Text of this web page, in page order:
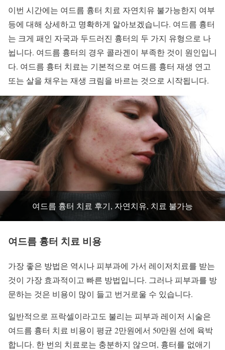
이번 시간에는 여드름 흉터 치료 자연치유 불가능한지 여부
등에 대해 상세하고 명확하게 알아보겠습니다. 여드름 흉터
는 크게 패인 자국과 두드러진 흉터의 두 가지 유형으로 나
뉩니다. 여드름 흉터의 경우 콜라겐이 부족한 것이 원인입니
다. 여드름 흉터 치료는 기본적으로 여드름 흉터 재생 연고
또는 살을 채우는 재생 크림을 바르는 것으로 시작됩니다.
여드름 흉터 치료 후기, 자연치유, 치료 불가능
여드름 흉터 치료 비용
가장 좋은 방법은 역시나 피부과에 가서 레이저치료를 받는
것이 가장 효과적이고 빠른 방법입니다. 그러나 피부과를 방
문하는 것은 비용이 많이 들고 번거로울 수 있습니다.
일반적으로 프락셀이라고도 불리는 피부과 레이저 시술은
여드름 흉터 치료 비용이 평균 2만원에서 50만원 선에 육박
합니다. 한 번의 치료로는 충분하지 않으며, 흉터를 없애기